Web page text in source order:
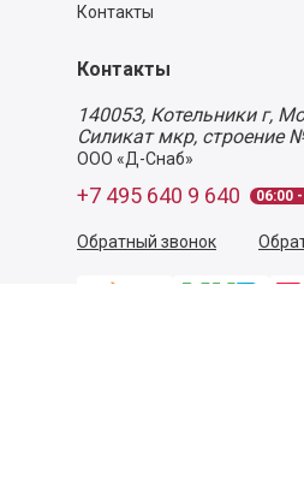
Контакты
Контакты
140053, Котельники г,
Силикат мкр,
ООО «Д-Снаб»
+7 495 640 9 640 06:00
Обратный звонок